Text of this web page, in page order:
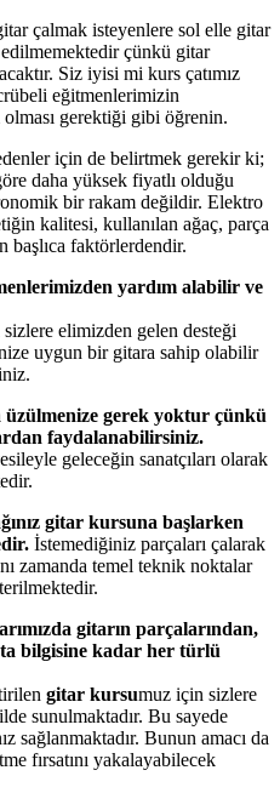
çalmak isteyenlere sol elle gitar
çünkü gitar
Siz iyisi mi kurs çatımız
eğitmenlerimizin
gerektiği gibi öğrenin.
için de belirtmek gerekir ki;
daha yüksek fiyatlı olduğu
bir rakam değildir. Elektro
kalitesi, kullanılan ağaç, parça
başlıca faktörlerdendir.
yardım alabilir ve
elimizden gelen desteği
uygun bir gitara sahip olabilir
üzülmenize gerek yoktur çünkü
faydalanabilirsiniz.
geleceğin sanatçıları olarak
gitar kursuna başlarken
İstemediğiniz parçaları çalarak
zamanda temel teknik noktalar
gitarın parçalarından,
bilgisine kadar her türlü
gitar kursumuz için sizlere
sunulmaktadır. Bu sayede
sağlanmaktadır. Bunun amacı da
fırsatını yakalayabilecek